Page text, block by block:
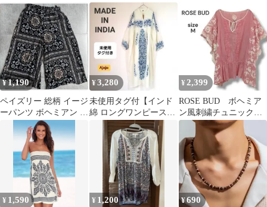
ック タイ
¥1,190
ペイズリー 総柄 イージ
ーパンツ ボヘミアン エ
スニック ブラック 黒 L
¥3,280
未使用タグ付【インド
綿 ロングワンピース】
ボヘミアン 花柄 ナチュ
ラル N247
¥ 2,399
ROSE BUD ボヘミア
ン風刺繍チュニックブ
ラウス Ｍ レッド
透け感 綿
¥ 1,590 ¥ 1,200 ¥690